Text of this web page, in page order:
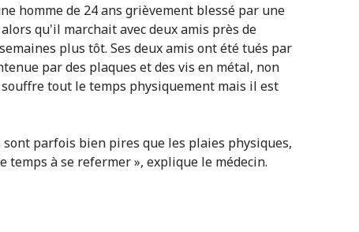
homme de 24 ans grièvement blessé par une
qu'il marchait avec deux amis près de
plus tôt. Ses deux amis ont été tués par
par des plaques et des vis en métal, non
tout le temps physiquement mais il est
sont parfois bien pires que les plaies physiques,
temps à se refermer », explique le médecin.